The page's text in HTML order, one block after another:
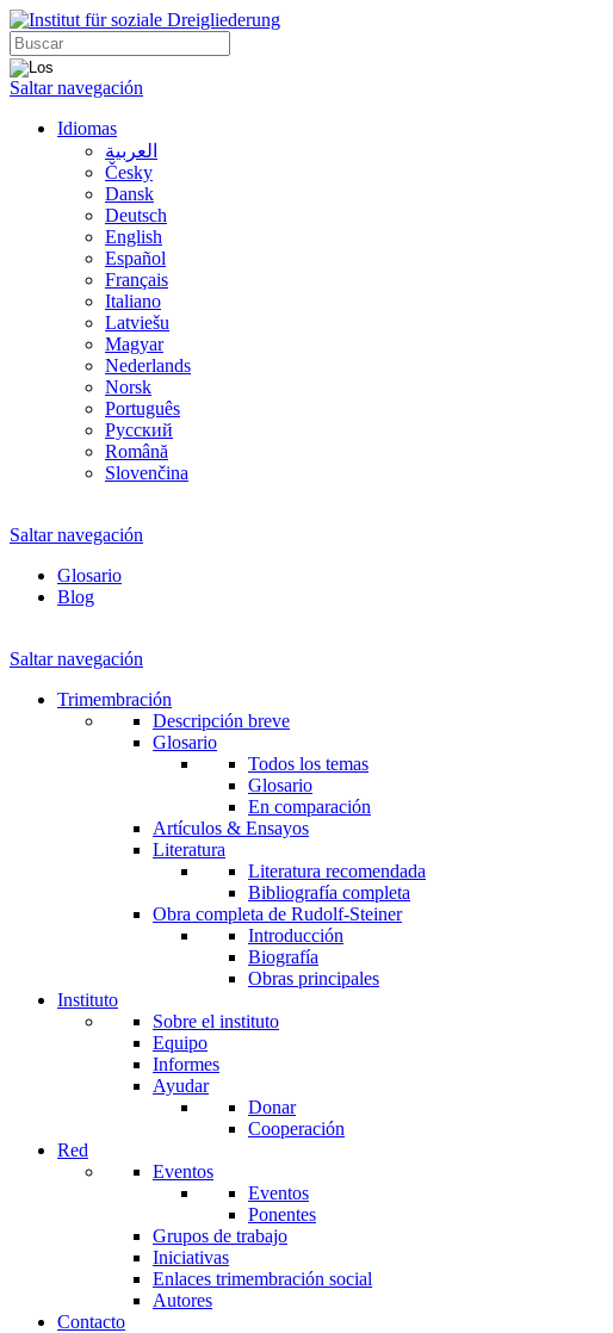
Saltar navegación
Idiomas
العربية
Česky
Dansk
Deutsch
English
Español
Français
Italiano
Latviešu
Magyar
Nederlands
Norsk
Português
Русский
Română
Slovenčina
Saltar navegación
Glosario
Blog
Saltar navegación
Trimembración
Descripción breve
Glosario
Todos los temas
Glosario
En comparación
Artículos & Ensayos
Literatura
Literatura recomendada
Bibliografía completa
Obra completa de Rudolf-Steiner
Introducción
Biografía
Obras principales
Instituto
Sobre el instituto
Equipo
Informes
Ayudar
Donar
Cooperación
Red
Eventos
Eventos
Ponentes
Grupos de trabajo
Iniciativas
Enlaces trimembración social
Autores
Contacto